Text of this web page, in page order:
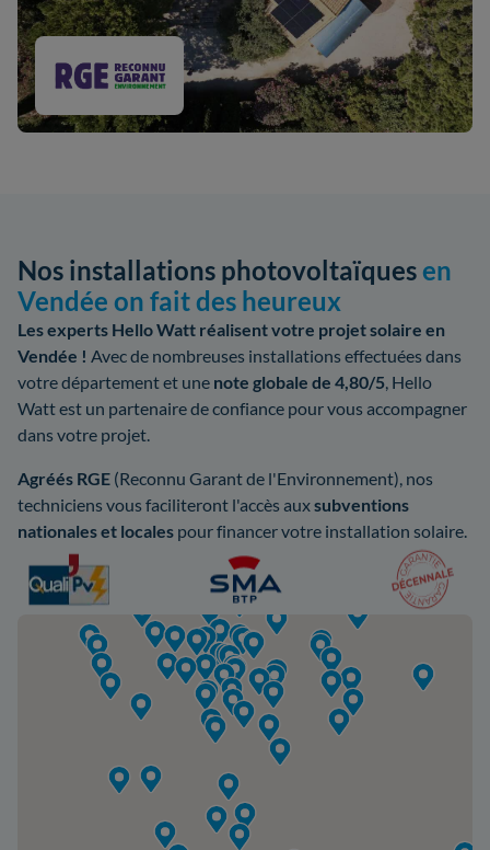
Nos installations photovoltaïquesen
Vendée on fait des heureux
Les experts Hello Watt réalisent votre projet solaire en
Vendée ! Avec de nombreuses installations effectuées dans
votre département et une note globale de 4,80/5 , Hello
Watt est un partenaire de confiance pour vous accompagner
dans votre projet.
Agréés RGE (Reconnu Garant de l'Environnement), nos
techniciens vous faciliteront l'accès auxsubventions
nationales et locales pour financer votre installation solaire.